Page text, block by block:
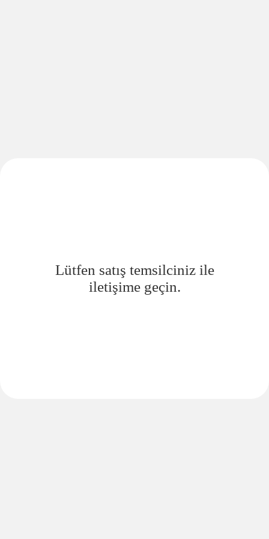
Lütfen satış temsilciniz ile
iletişime geçin.